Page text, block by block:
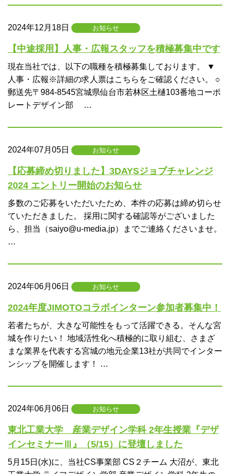
2024年12月18日 お知らせ
【中途採用】人事・広報スタッフを積極募集中です
現在当社では、以下の職種を積極募集しております。 ▼
人事・広報※詳細の求人票はこちらをご確認ください。 ○
郵送先〒984-8545宮城県仙台市若林区土樋103番地コーポ
レートデザイン部 …
2024年07月05日 お知らせ
【応募締め切りました】3DAYSジョブチャレンジ
2024 エントリー開始のお知らせ
多数のご応募をいただいたため、本件の応募は締め切らせ
ていただきました。 採用に関する確認等がございました
ら、担当（saiyo@u-media.jp）までご連絡くださいませ。
…
2024年06月06日 お知らせ
2024年度JIMOTOコラボインターン参加者募集中！
若者たちが、大きな可能性をもって活躍できる。そんな宮
城を作りたい！ 地域活性化へ積極的に取り組む、さまざ
まな業界を代表する宮城の地元企業13社が共同でインター
ンシップを開催します！ …
2024年06月06日 お知らせ
東北工業大学 産業デザイン学科 2年生授業『デザ
インセミナーⅢ』（5/15）に登壇しました
5月15日(水)に、当社CS事業部 CS２チーム 大沼が、東北